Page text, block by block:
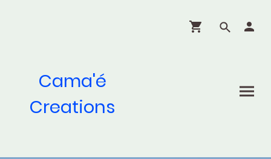
Cama'é
Creations